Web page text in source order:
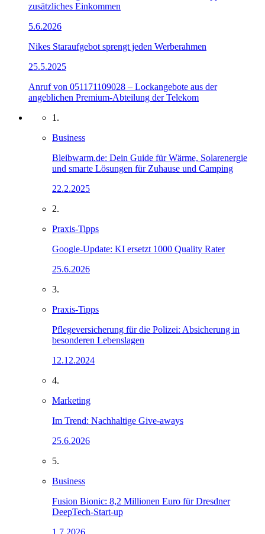
zusätzliches Einkommen
5.6.2026
Nikes Staraufgebot sprengt jeden Werberahmen
25.5.2025
Anruf von 051171109028 – Lockangebote aus der
angeblichen Premium-Abteilung der Telekom
1.
Business
Bleibwarm.de: Dein Guide für Wärme, Solarenergie
und smarte Lösungen für Zuhause und Camping
22.2.2025
2.
Praxis-Tipps
Google-Update: KI ersetzt 1000 Quality Rater
25.6.2026
3.
Praxis-Tipps
Pflegeversicherung für die Polizei: Absicherung in
besonderen Lebenslagen
12.12.2024
4.
Marketing
Im Trend: Nachhaltige Give-aways
25.6.2026
5.
Business
Fusion Bionic: 8,2 Millionen Euro für Dresdner
DeepTech-Start-up